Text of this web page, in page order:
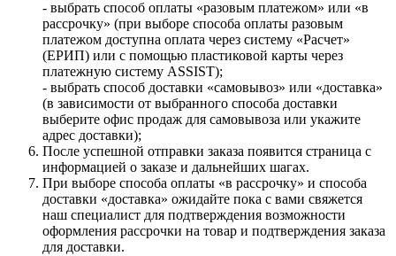
- выбрать способ оплаты «разовым платежом» или «в
рассрочку» (при выборе способа оплаты разовым
платежом доступна оплата через систему «Расчет»
(ЕРИП) или с помощью пластиковой карты через
платежную систему ASSIST);
- выбрать способ доставки «самовывоз» или «доставка»
(в зависимости от выбранного способа доставки
выберите офис продаж для самовывоза или укажите
адрес доставки);
После успешной отправки заказа появится страница с
информацией о заказе и дальнейших шагах.
При выборе способа оплаты «в рассрочку» и способа
доставки «доставка» ожидайте пока с вами свяжется
наш специалист для подтверждения возможности
оформления рассрочки на товар и подтверждения заказа
для доставки.